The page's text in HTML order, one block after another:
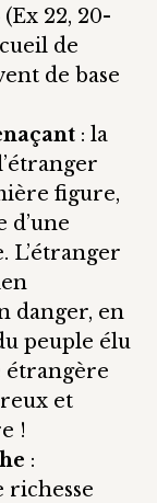
(Ex 22, 20-
de
de base
: la
figure,
d’une
L’étranger
danger, en
peuple élu
étrangère
et
!
:
richesse